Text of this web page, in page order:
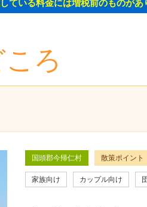
ている料金には増税前のものが
ろ
国頭郡今帰仁村 散策ポイント
家族向け カップル向け